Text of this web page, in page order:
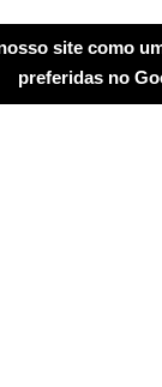
site como
preferidas no